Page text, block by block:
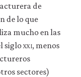
de
de lo que
mucho en las
sigloxxi, menos
sectores)